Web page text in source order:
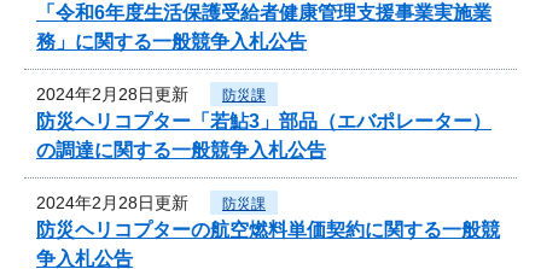
「令和6年度生活保護受給者健康管理支援事業実施業
務」に関する一般競争入札公告
2024年2月28日更新 防災課
防災ヘリコプター「若鮎3」部品（エバポレーター）
の調達に関する一般競争入札公告
2024年2月28日更新 防災課
防災ヘリコプターの航空燃料単価契約に関する一般競
争入札公告